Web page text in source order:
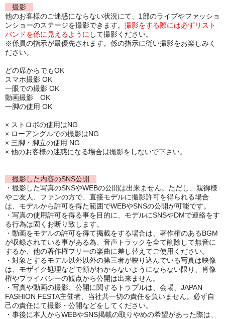
撮影
他のお客様のご迷惑にならない状況にて、1部のライブやファッショ
ンショーのステージを撮影できます。 撮影をする際には必ずリスト
バンドを係に見えるように して撮影ください。
※係員の指示が最優先されます。係の指示に従い撮影をお楽しみく
ださい。
どの席からでもOK
スマホ撮影 OK
一眼での撮影 OK
動画撮影 OK
一脚の使用 OK
× ストロボの使用はNG
× ローアングルでの撮影はNG
× 三脚・脚立の使用 NG
× 他のお客様の迷惑になる場合は撮影をしないで下さい。
撮影した内容のSNS公開
・撮影した写真のSNSやWEBの公開は出来ません。ただし、親御様
やご友人、ファンの方で、直接モデルに撮影許可を得られる場合
は、モデルから許可を得た範囲でWEBやSNSの公開が可能です。
・写真の使用許可を得る事を目的に、モデルにSNSやDMで連絡をす
る行為は固くお断り致します。
・動画をモデルの許可を得て掲載をする場合は、著作権のあるBGM
が収録されている事がある為、音声トラックを全て削除して無音に
するか、他の著作権フリーの楽曲に差し替えてご使用ください。
・対象とするモデル以外以外の第三者が映り込んでいる写真は映像
は、モザイク処理などで顔がわからないようにならない限り、肖像
権やプライバシーの観点から公開は出来ません。
・写真や動画の撮影、公開に関するトラブルは、会場、JAPAN
FASHION FESTA主催者、当社共一切の責任を負いません。必ず自
己の責任にて撮影・公開などをしてください。
・事後に本人からWEBやSNS掲載の取りやめの希望があった際は、